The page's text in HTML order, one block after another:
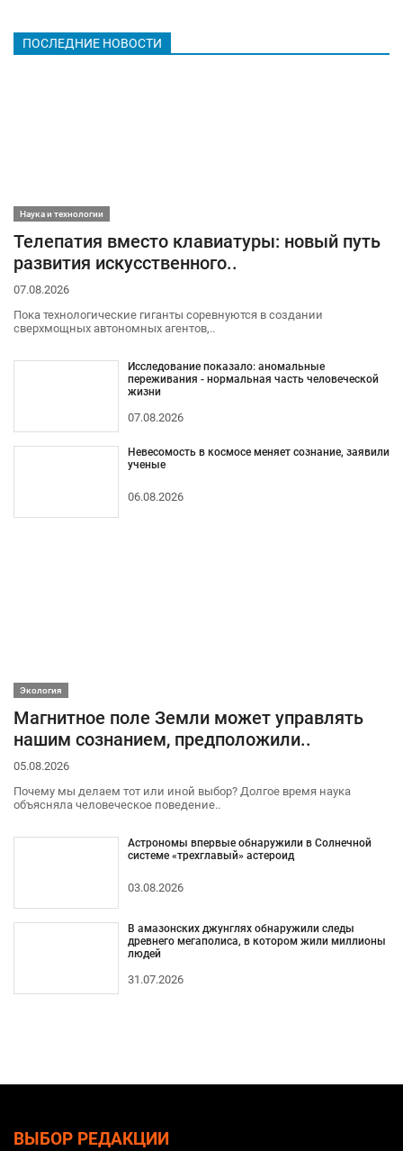
ПОСЛЕДНИЕ НОВОСТИ
Наука и технологии
Телепатия вместо клавиатуры: новый путь
развития искусственного..
07.08.2026
Пока технологические гиганты соревнуются в создании
сверхмощных автономных агентов,..
Исследование показало: аномальные
переживания - нормальная часть человеческой
жизни
07.08.2026
Невесомость в космосе меняет сознание, заявили
ученые
06.08.2026
Экология
Магнитное поле Земли может управлять
нашим сознанием, предположили..
05.08.2026
Почему мы делаем тот или иной выбор? Долгое время наука
объясняла человеческое поведение..
Астрономы впервые обнаружили в Солнечной
системе «трехглавый» астероид
03.08.2026
В амазонских джунглях обнаружили следы
древнего мегаполиса, в котором жили миллионы
людей
31.07.2026
ВЫБОР РЕДАКЦИИ